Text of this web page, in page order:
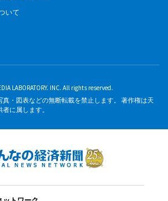
いて
LABORATORY. INC. All rights reserved.
・図表などの無断転載を禁止します。 著作権は天
に属します。